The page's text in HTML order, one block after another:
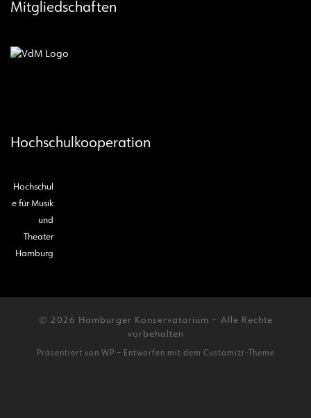
Mitgliedschaften
Hochschulkooperation
Hochschul
e für Musik
und
Theater
Hamburg
© 2026 Hamburger Konservatorium – Alle Rechte
vorbehalten
Präsentiert von WP – Entworfen mit dem Customizr-Theme